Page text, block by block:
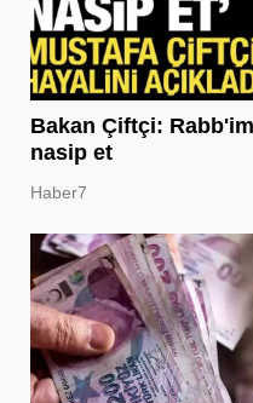
Bakan Çiftçi:
nasip et
Haber7